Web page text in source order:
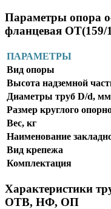
Параметры опора
фланцевая ОТ(159/
ПАРАМЕТРЫ
Вид опоры
Высота надземной
Диаметры труб D/d, мм
Размер круглого
Вес, кг
Наименование
Вид крепежа
Комплектация
Характеристики
ОТВ, НФ, ОП